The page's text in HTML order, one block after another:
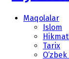
Maqolalar
Islom
Tarix